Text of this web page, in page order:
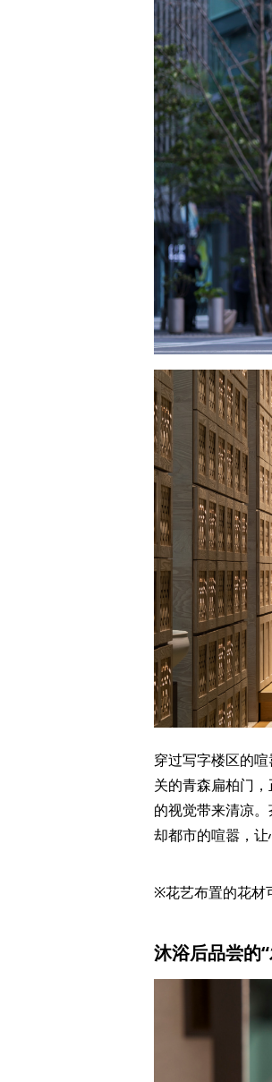
穿过写字楼区的
关的青森扁柏门
的视觉带来清凉
却都市的喧嚣，
※花艺布置的花材
沐浴后品尝的